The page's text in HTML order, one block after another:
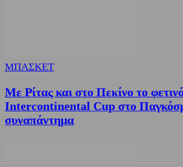
ΜΠΑΣΚΕΤ
Με Ρίτας και στο Πεκίνο το
Intercontinental Cup στο
συναπάντημα